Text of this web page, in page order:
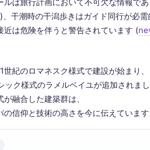
ルは旅行計画において不可欠な情報で
)、干潮時の干潟歩きはガイド同行が必
近は危険を伴うと警告されています (
世紀のロマネスク様式で建設が始まり、
ック様式のラメルベイユが追加されま
融合した建築群は、
の信仰と技術の高さを今に伝えていま